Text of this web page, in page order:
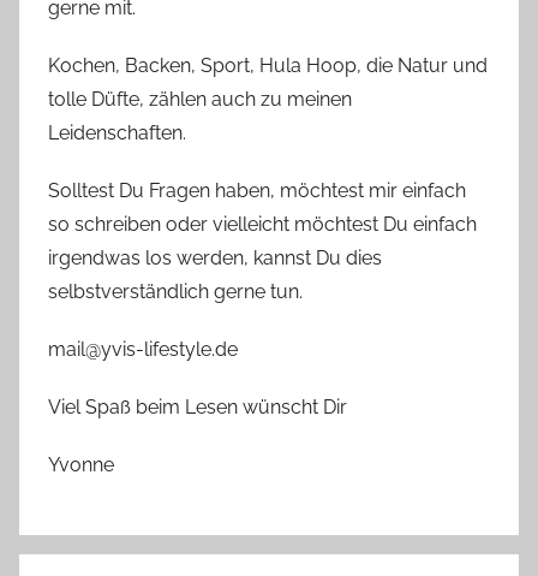
gerne mit.
Kochen, Backen, Sport, Hula Hoop, die Natur und
tolle Düfte, zählen auch zu meinen
Leidenschaften.
Solltest Du Fragen haben, möchtest mir einfach
so schreiben oder vielleicht möchtest Du einfach
irgendwas los werden, kannst Du dies
selbstverständlich gerne tun.
mail@yvis-lifestyle.de
Viel Spaß beim Lesen wünscht Dir
Yvonne